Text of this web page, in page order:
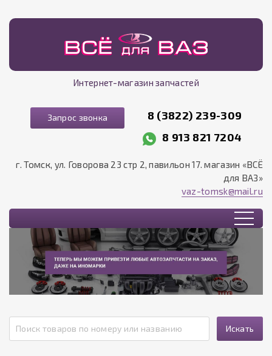
Интернет-магазин запчастей
Запрос звонка
8 (3822) 239-309
8 913 821 7204
г. Томск, ул. Говорова 23 стр 2, павильон 17. магазин «ВСЁ
для ВАЗ»
vaz-tomsk@mail.ru
Искать